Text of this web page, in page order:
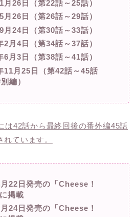
26日（第22話～25話）
26日（第26話～29話）
24日（第30話～33話）
月4日（第34話～37話）
月3日（第38話～41話）
月25日（第42話～45話
編）
は42話から最終回後の番外編45話
ています。
22日発売の「Cheese！
掲載
24日発売の「Cheese！